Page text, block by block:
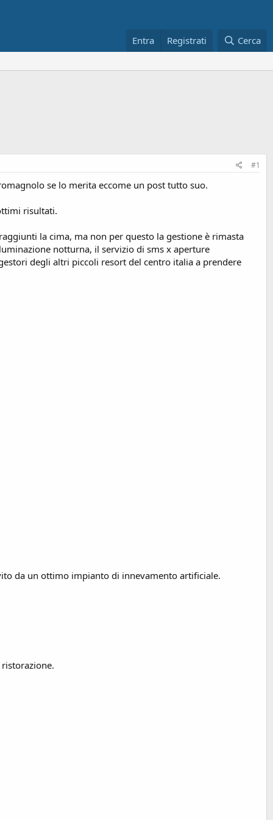
Entra Registrati Cerca
#1
se lo merita eccome un post tutto suo.
risultati.
la cima, ma non per questo la gestione è rimasta
notturna, il servizio di sms x aperture
degli altri piccoli resort del centro italia a prendere
da un ottimo impianto di innevamento artificiale.